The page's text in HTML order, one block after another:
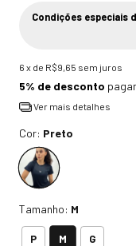
Condições especiais
6 x de R$9,65 sem juros
5% de desconto
Ver mais detalhes
Cor: Preto
Tamanho: M
P M G